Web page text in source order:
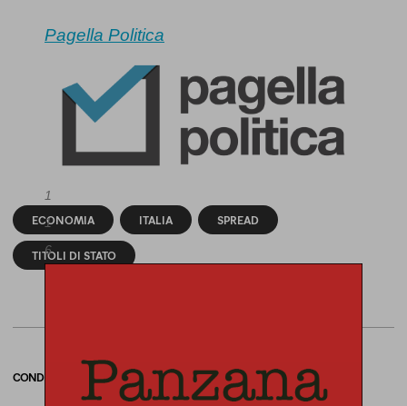
Pagella Politica
1
1
6
ECONOMIA ITALIA SPREAD
TITOLI DI STATO
CONDIVIDI
facebook
twitterwhatsapp
emailbluesky